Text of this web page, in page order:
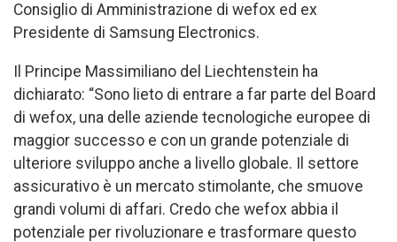
Consiglio di Amministrazione di wefox ed ex
Presidente di Samsung Electronics.
Il Principe Massimiliano del Liechtenstein ha
dichiarato: “Sono lieto di entrare a far parte del Board
di wefox, una delle aziende tecnologiche europee di
maggior successo e con un grande potenziale di
ulteriore sviluppo anche a livello globale. Il settore
assicurativo è un mercato stimolante, che smuove
grandi volumi di affari. Credo che wefox abbia il
potenziale per rivoluzionare e trasformare questo